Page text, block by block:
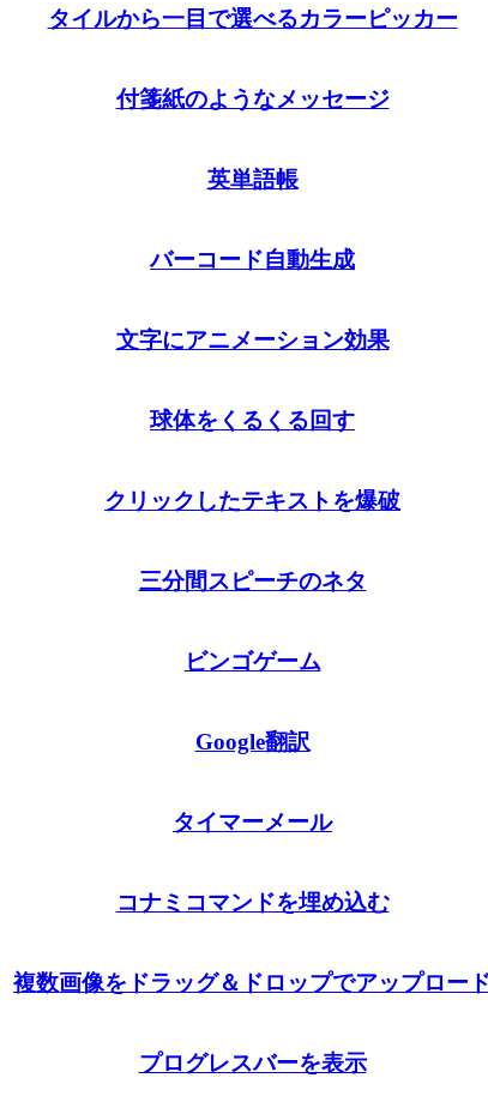
タイルから一目で選べるカラーピッカー
付箋紙のようなメッセージ
英単語帳
バーコード自動生成
文字にアニメーション効果
球体をくるくる回す
クリックしたテキストを爆破
三分間スピーチのネタ
ビンゴゲーム
Google翻訳
タイマーメール
コナミコマンドを埋め込む
複数画像をドラッグ＆ドロップでアップロー
プログレスバーを表示